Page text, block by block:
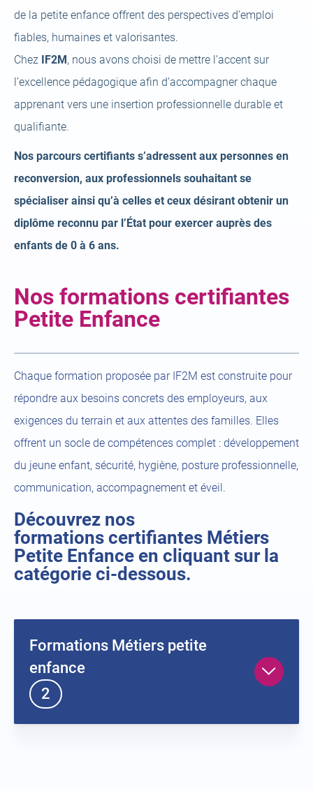
de la petite enfance offrent des perspectives d’emploi
fiables, humaines et valorisantes.
Chez IF2M, nous avons choisi de mettre l’accent sur
l’excellence pédagogique afin d’accompagner chaque
apprenant vers une insertion professionnelle durable et
qualifiante.
Nos parcours certifiants s’adressent aux personnes en
reconversion, aux professionnels souhaitant se
spécialiser ainsi qu’à celles et ceux désirant obtenir un
diplôme reconnu par l’État pour exercer auprès des
enfants de 0 à 6 ans.
Nos formations certifiantes
Petite Enfance
Chaque formation proposée par IF2M est construite pour
répondre aux besoins concrets des employeurs, aux
exigences du terrain et aux attentes des familles. Elles
offrent un socle de compétences complet : développement
du jeune enfant, sécurité, hygiène, posture professionnelle,
communication, accompagnement et éveil.
Découvrez nos
formations certifiantes Métiers
Petite Enfance en cliquant sur la
catégorie ci-dessous.
Formations Métiers petite
enfance
2
Ouvrir